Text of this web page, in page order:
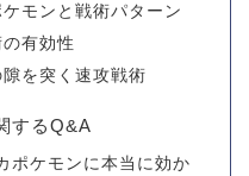
モンと戦術パターン
有効性
を突く速攻戦術
するQ&A
ポケモンに本当に効か